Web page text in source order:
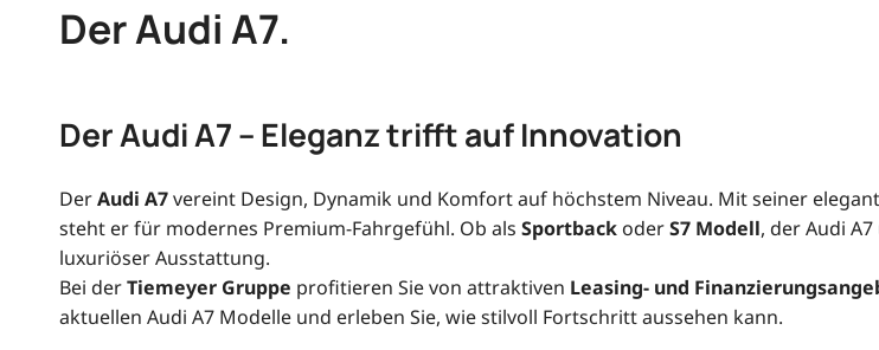
Der Audi A7.
Der Audi A7 – Eleganz trifft auf Innovation
DerAudi A7vereint Design, Dynamik und Komfort auf höchstem Niveau. Mit seiner
steht er für modernes Premium-Fahrgefühl. Ob als SportbackoderS7 Modell, der Audi
luxuriöser Ausstattung.
Bei derTiemeyer Gruppe profitieren Sie von attraktiven Leasing- und
aktuellen Audi A7 Modelle und erleben Sie, wie stilvoll Fortschritt aussehen kann.